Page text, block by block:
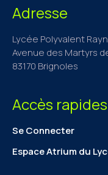
Adresse
Lycée Polyvalent
Avenue des Martyrs
83170 Brignoles
Accès rapides
Se Connecter
Espace Atrium du